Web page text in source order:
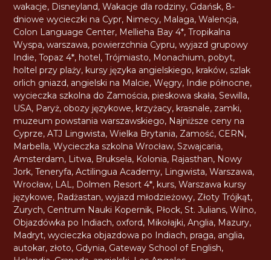
wakacje, Disneyland,Wakacje dla rodziny, Gdańsk, 8-
dniowe wycieczki na Cypr, Nimecy, Malaga,Walencja,
Colon Language Center, Mellieha Bay 4*,Tropikalna
Wyspa,warszawa,powierzchnia Cypru,wyjazd grupowy
Indie,Topaz 4*, hotel,Trójmiasto, Monachium,pobyt,
holtel przy plaży, kursy języka angielskiego, kraków,szlak
orlich gniazd, angielski na Malcie,Węgry, Indie północne,
wycieczka szkolna do Zamościa,pieskowa skała,Sewilla,
USA, Paryż, obozy językowe, krzyżacy, krasnale, zamki,
muzeum powstania warszawskiego, Najniższe ceny na
Cyprze,ATJ Lingwista,Wielka Brytania, Zamość, CERN,
Marbella,Wycieczka szkolna Wrocław,Szwajcaria,
Amsterdam, Litwa, Bruksela, Kolonia, Rajasthan, Nowy
Jork,Teneryfa,Actilingua Academy, Lingwista,Warszawa,
Wrocław, LAL, Dolmen Resort 4*, kurs,Warszawa kursy
językowe, Radżastan,wyjazd młodzieżowy, Złoty Trójkąt,
Zurych, Centrum Nauki Kopernik, Płock,St. Julians,Wilno,
Objazdówka po Indiach, oxford, Mikołajki,Anglia, Mazury,
Madryt,wycieczka objazdowa po Indiach,praga, anglia,
autokar, złoto, Gdynia, Gateway School of English,